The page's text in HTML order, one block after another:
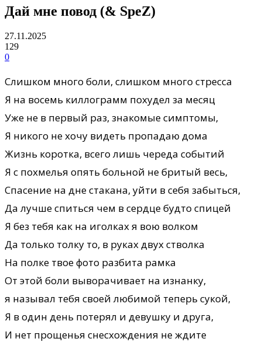
Дай мне повод (& SpeZ)
27.11.2025
129
0
Слишком много боли, слишком много стресса
Я на восемь киллограмм похудел за месяц
Уже не в первый раз, знакомые симптомы,
Я никого не хочу видеть пропадаю дома
Жизнь коротка, всего лишь череда событий
Я с похмелья опять больной не бритый весь,
Спасение на дне стакана, уйти в себя забыться,
Да лучше спиться чем в сердце будто спицей
Я без тебя как на иголках я вою волком
Да только толку то, в руках двух стволка
На полке твое фото разбита рамка
От этой боли выворачивает на изнанку,
я называл тебя своей любимой теперь сукой,
Я в один день потерял и девушку и друга,
И нет прощенья снесхождения не ждите